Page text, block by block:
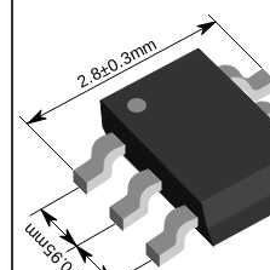
2.8±0.3mm